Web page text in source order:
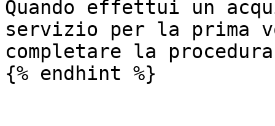
Quando effettui un
servizio per la
completare la